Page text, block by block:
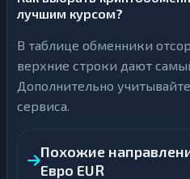
лучшим курсом?
В таблице обменники
верхние строки дают
Дополнительно
сервиса.
Похожие
Евро EUR